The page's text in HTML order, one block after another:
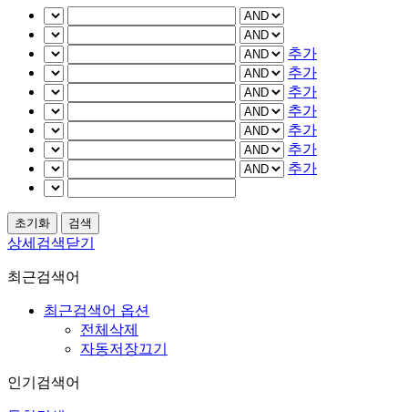
추가
추가
추가
추가
추가
추가
추가
상세검색닫기
최근검색어
최근검색어 옵션
전체삭제
자동저장끄기
인기검색어